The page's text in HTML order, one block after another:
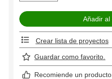
Crear lista de proyectos
Guardar como favorito.
Recomiende un producto.